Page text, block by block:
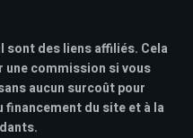
des liens affiliés. Cela
une commission si vous
aucun surcoût pour
financement du site et à la